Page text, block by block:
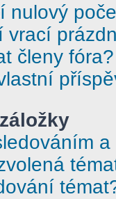
nulový
vrací
členy fóra?
a